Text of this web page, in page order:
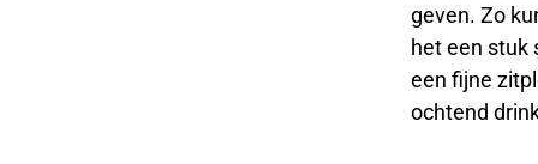
geven. Zo
het een stuk
een fijne
ochtend